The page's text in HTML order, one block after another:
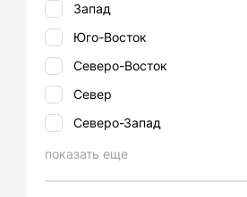
Запад
Юго-Восток
Северо-Восток
Север
Северо-Запад
показать еще